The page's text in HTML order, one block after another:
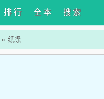
排 行 全 本 搜 索
纸条